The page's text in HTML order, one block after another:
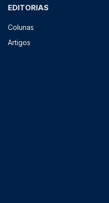
EDITORIAS
Colunas
Artigos